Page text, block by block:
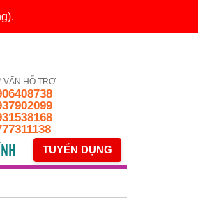
VẤN HỖ TRỢ
TUYỂN DỤNG